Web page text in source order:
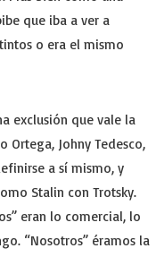
que iba a ver a
o era el mismo
exclusión que vale la
Ortega, Johny Tedesco,
a sí mismo, y
Stalin con Trotsky.
eran lo comercial, lo
“Nosotros” éramos la